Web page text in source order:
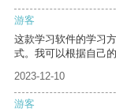
游客
这款学习软件的学习
式。我可以根据自己
2023-12-10
游客